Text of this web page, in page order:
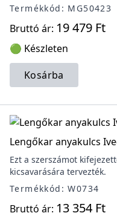
Termékkód: MG50423
Bruttó ár: 19 479 Ft
🟢 Készleten
Kosárba
Lengőkar anyakulcs
Ezt a szerszámot
kicsavarására tervezték.
Termékkód: W0734
Bruttó ár: 13 354 Ft